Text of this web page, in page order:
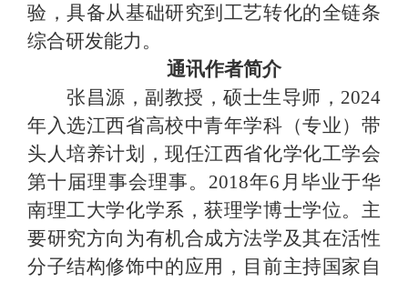
验，具备从基础研究到工艺转化的全链条
综合研发能力。
通讯作者简介
张昌源，副教授，硕士生导师， 2024
年入选江西省高校中青年学科（专业）带
头人培养计划，现任江西省化学化工学会
第十届理事会理事。2018年6月毕业于华
南理工大学化学系，获理学博士学位。主
要研究方向为有机合成方法学及其在活性
分子结构修饰中的应用，目前主持国家自